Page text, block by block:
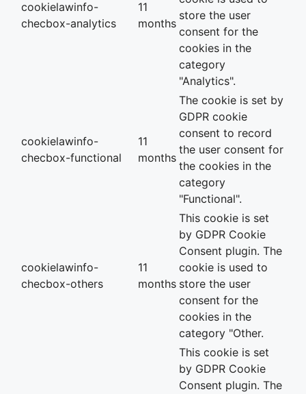
cookielawinfo-
checbox-analytics
11
months
store the user
consent for the
cookies in the
category
"Analytics".
cookielawinfo-
checbox-functional
11
months
The cookie is set by
GDPR cookie
consent to record
the user consent for
the cookies in the
category
"Functional".
cookielawinfo-
checbox-others
11
months
This cookie is set
by GDPR Cookie
Consent plugin. The
cookie is used to
store the user
consent for the
cookies in the
category "Other.
This cookie is set
by GDPR Cookie
Consent plugin. The